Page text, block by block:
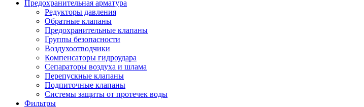
Предохранительная арматура
Редукторы давления
Обратные клапаны
Предохранительные клапаны
Группы безопасности
Воздухоотводчики
Компенсаторы гидроудара
Сепараторы воздуха и шлама
Перепускные клапаны
Подпиточные клапаны
Системы защиты от протечек воды
Фильтры